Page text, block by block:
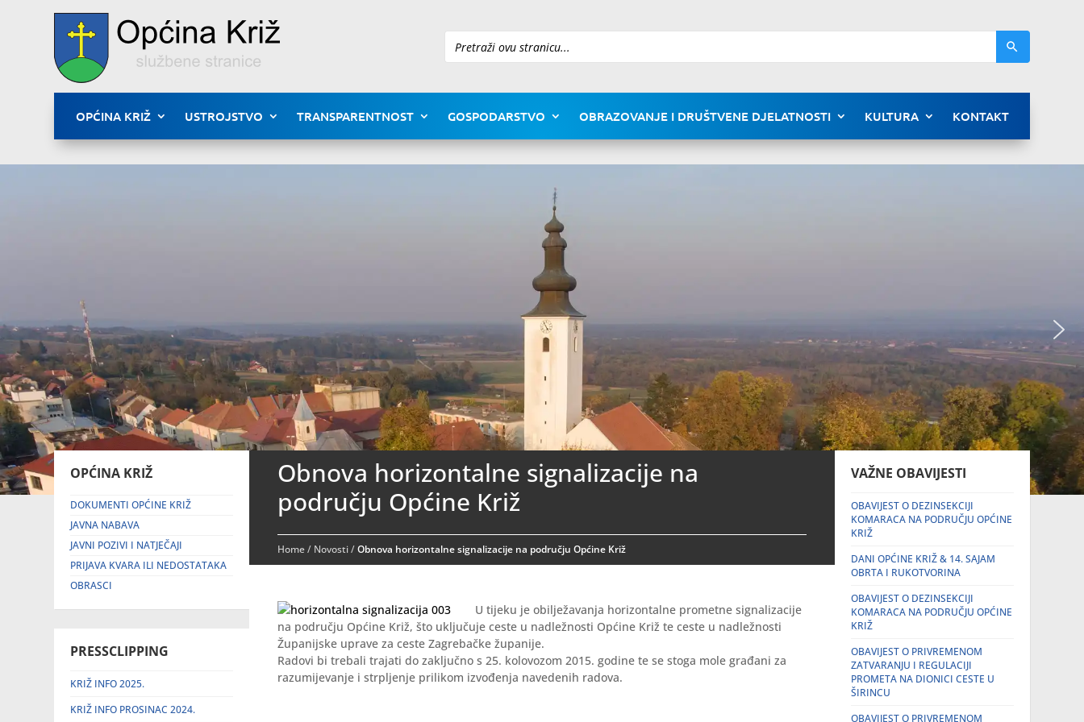
Pretraži
OPĆINA KRIŽ USTROJSTVO TRANSPARENTNOST GOSPODARSTVO OBRAZOVANJE I DRUŠTVENE DJELATNOSTI KULTURA KONTAKT
OPĆINA KRIŽ
DOKUMENTI OPĆINE KRIŽ
JAVNA NABAVA
JAVNI POZIVI I NATJEČAJI
PRIJAVA KVARA ILI NEDOSTATAKA
OBRASCI
PRESSCLIPPING
KRIŽ INFO 2025.
KRIŽ INFO PROSINAC 2024.
Obnova horizontalne signalizacije na
području Općine Križ
Home/ Novosti/Obnova horizontalne signalizacije na području Općine Križ
U tijeku je obilježavanja horizontalne prometne signalizacije
na području Općine Križ, što uključuje ceste u nadležnosti Općine Križ te ceste u nadležnosti
Županijske uprave za ceste Zagrebačke županije.
Radovi bi trebali trajati do zaključno s 25. kolovozom 2015. godine te se stoga mole građani za
razumijevanje i strpljenje prilikom izvođenja navedenih radova.
VAŽNE OBAVIJESTI
OBAVIJEST O DEZINSEKCIJI
KOMARACA NA PODRUČJU OPĆINE
KRIŽ
DANI OPĆINE KRIŽ & 14. SAJAM
OBRTA I RUKOTVORINA
OBAVIJEST O DEZINSEKCIJI
KOMARACA NA PODRUČJU OPĆINE
KRIŽ
OBAVIJEST O PRIVREMENOM
ZATVARANJU I REGULACIJI
PROMETA NA DIONICI CESTE U
ŠIRINCU
OBAVIJEST O PRIVREMENOM